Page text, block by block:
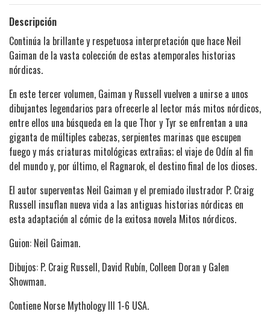
Descripción
Continúa la brillante y respetuosa interpretación que hace Neil
Gaiman de la vasta colección de estas atemporales historias
nórdicas.
En este tercer volumen, Gaiman y Russell vuelven a unirse a unos
dibujantes legendarios para ofrecerle al lector más mitos nórdicos,
entre ellos una búsqueda en la que Thor y Tyr se enfrentan a una
giganta de múltiples cabezas, serpientes marinas que escupen
fuego y más criaturas mitológicas extrañas; el viaje de Odín al fin
del mundo y, por último, el Ragnarok, el destino final de los dioses.
El autor superventas Neil Gaiman y el premiado ilustrador P. Craig
Russell insuflan nueva vida a las antiguas historias nórdicas en
esta adaptación al cómic de la exitosa novela Mitos nórdicos.
Guion: Neil Gaiman.
Dibujos: P. Craig Russell, David Rubín, Colleen Doran y Galen
Showman.
Contiene Norse Mythology III 1-6 USA.